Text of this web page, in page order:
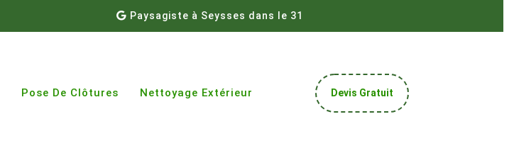
Paysagiste à Seysses dans le 31
Pose De Clôtures Nettoyage Extérieur Devis Gratuit Get
A